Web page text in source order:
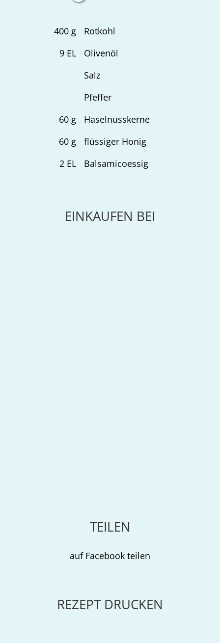
400g
Rotkohl
9EL
Olivenöl
Salz
Pfeffer
60g
Haselnusskerne
60g
flüssiger Honig
2EL Balsamicoessig
EINKAUFEN BEI
TEILEN
auf Facebook teilen
REZEPT DRUCKEN